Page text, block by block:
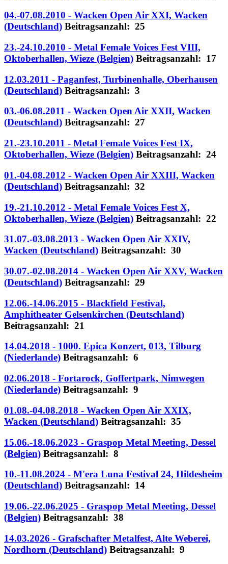
04.-07.08.2010 - Wacken Open Air XXI, Wacken
(Deutschland) Beitragsanzahl: 25
23.-24.10.2010 - Metal Female Voices Fest VIII,
Oktoberhallen, Wieze (Belgien) Beitragsanzahl: 17
12.03.2011 - Paganfest, Turbinenhalle, Oberhausen
(Deutschland) Beitragsanzahl: 3
03.-06.08.2011 - Wacken Open Air XXII, Wacken
(Deutschland) Beitragsanzahl: 27
21.-23.10.2011 - Metal Female Voices Fest IX,
Oktoberhallen, Wieze (Belgien) Beitragsanzahl: 24
01.-04.08.2012 - Wacken Open Air XXIII, Wacken
(Deutschland) Beitragsanzahl: 32
19.-21.10.2012 - Metal Female Voices Fest X,
Oktoberhallen, Wieze (Belgien) Beitragsanzahl: 22
31.07.-03.08.2013 - Wacken Open Air XXIV,
Wacken (Deutschland) Beitragsanzahl: 30
30.07.-02.08.2014 - Wacken Open Air XXV, Wacken
(Deutschland) Beitragsanzahl: 29
12.06.-14.06.2015 - Blackfield Festival,
Amphitheater Gelsenkirchen (Deutschland)
Beitragsanzahl: 21
14.04.2018 - 1000. Epica Konzert, 013, Tilburg
(Niederlande) Beitragsanzahl: 6
02.06.2018 - Fortarock, Goffertpark, Nimwegen
(Niederlande) Beitragsanzahl: 9
01.08.-04.08.2018 - Wacken Open Air XXIX,
Wacken (Deutschland) Beitragsanzahl: 35
15.06.-18.06.2023 - Graspop Metal Meeting, Dessel
(Belgien) Beitragsanzahl: 8
10.-11.08.2024 - M'era Luna Festival 24, Hildesheim
(Deutschland) Beitragsanzahl: 14
19.06.-22.06.2025 - Graspop Metal Meeting, Dessel
(Belgien) Beitragsanzahl: 38
14.03.2026 - Grafschafter Metalfest, Alte Weberei,
Nordhorn (Deutschland) Beitragsanzahl: 9